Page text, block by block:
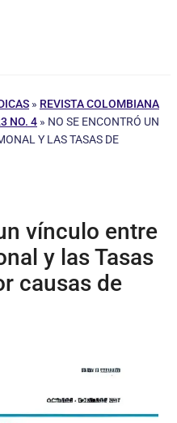
» REVISTA COLOMBIANA
NO. 4 » NO SE ENCONTRÓ UN
Y LAS TASAS DE
vínculo entre
y las Tasas
causas de